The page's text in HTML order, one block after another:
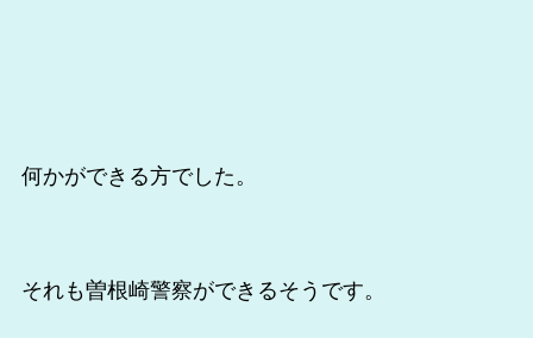
何かができる方でした。
それも曽根崎警察ができるそうです。